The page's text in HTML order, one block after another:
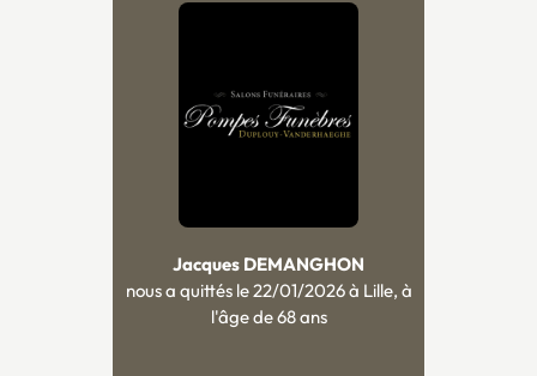
Jacques DEMANGHON
nous a quittés le 22/01/2026 à Lille, à
l'âge de 68 ans